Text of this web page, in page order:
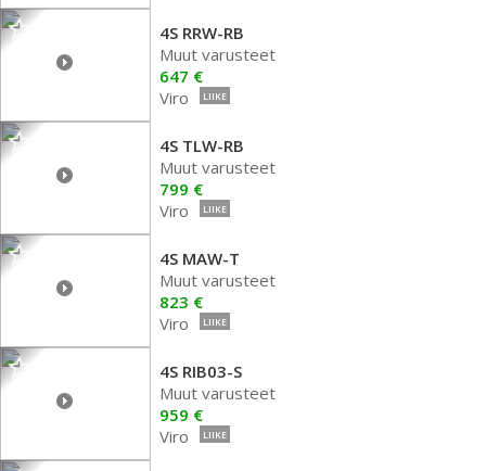
4S RRW-RB
Muut varusteet
647 €
Viro
LIIKE
4S TLW-RB
Muut varusteet
799 €
Viro
LIIKE
4S MAW-T
Muut varusteet
823 €
Viro
LIIKE
4S RIB03-S
Muut varusteet
959 €
Viro
LIIKE